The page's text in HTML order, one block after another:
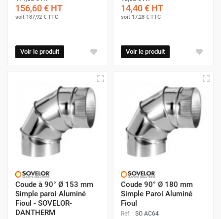
156,60 € HT
soit 187,92 € TTC
Voir le produit
14,40 € HT
soit 17,28 € TTC
Voir le produit
Coude à 90° Ø 153 mm
Simple paroi Aluminé
Fioul - SOVELOR-
DANTHERM
Coude 90° Ø 180 mm
Simple Paroi Aluminé
Fioul
Réf. : SO AC64